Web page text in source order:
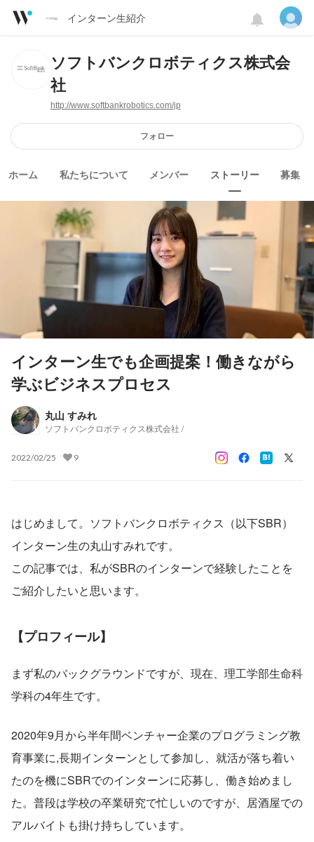
インターン生紹介
ソフトバンクロボティクス株式会
社
http://www.softbankrobotics.com/jp
フォロー
ホーム 私たちについて メンバー ストーリー 募集
インターン生でも企画提案！働きながら
学ぶビジネスプロセス
丸山 すみれ
ソフトバンクロボティクス株式会社 /
2022/02/25 9
はじめまして。ソフトバンクロボティクス（以下SBR）
インターン生の丸山すみれです。
この記事では、私がSBRのインターンで経験したことを
ご紹介したいと思います。
【プロフィール】
まず私のバックグラウンドですが、現在、理工学部生命科
学科の4年生です。
2020年9月から半年間ベンチャー企業のプログラミング教
育事業に,長期インターンとして参加し、就活が落ち着い
たのを機にSBRでのインターンに応募し、働き始めまし
た。普段は学校の卒業研究で忙しいのですが、居酒屋での
アルバイトも掛け持ちしています。